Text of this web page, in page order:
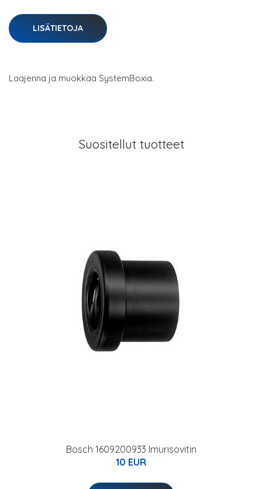
LISÄTIETOJA
Laajenna ja muokkaa SystemBoxia.
Suositellut tuotteet
Bosch 1609200933 Imurisovitin
10 EUR